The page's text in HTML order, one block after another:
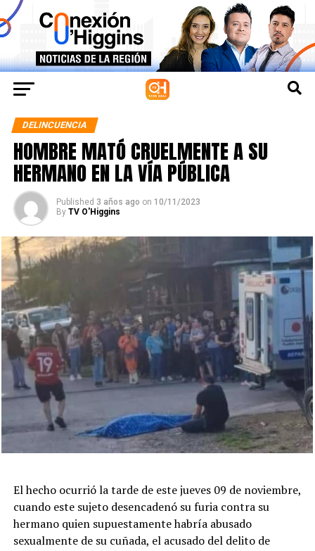
DELINCUENCIA
HOMBRE MATÓ CRUELMENTE A SU
HERMANO EN LA VÍA PÚBLICA
Published 3 años ago on 10/11/2023
By TV O'Higgins
El hecho ocurrió la tarde de este jueves 09 de noviembre,
cuando este sujeto desencadenó su furia contra su
hermano quien supuestamente habría abusado
sexualmente de su cuñada, el acusado del delito de